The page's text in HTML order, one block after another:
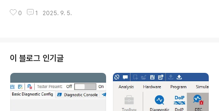
스 로드가 급격히 증가한다. 증가된 버스 로드로 통신이 정
탬프 컬럼이 있다. 아래 그림의 A 컬럼이다. 모든 메시지들
셀이 있으면 데이터 분석이 어렵다. 리샘플링을 하여 아래
그림과 같이 만들어야 분석이 편리하다.csv 파일을 리샘플
링하여 xlsx 파일로 저장하는 방법을 설명한다.이 방법은
TIO 측정 데이터 분석 - mat 파일을 데이터프레임으로 변
환하기 (mdf2df) :: hsl's tsmaster 사용..
0 1 2025. 9. 5.
이 블로그 인기글